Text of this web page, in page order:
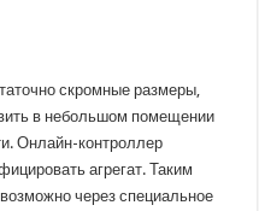
скромные размеры,
в небольшом помещении
Онлайн-контроллер
агрегат. Таким
через специальное